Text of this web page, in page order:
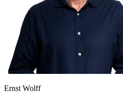
Ernst Wolff